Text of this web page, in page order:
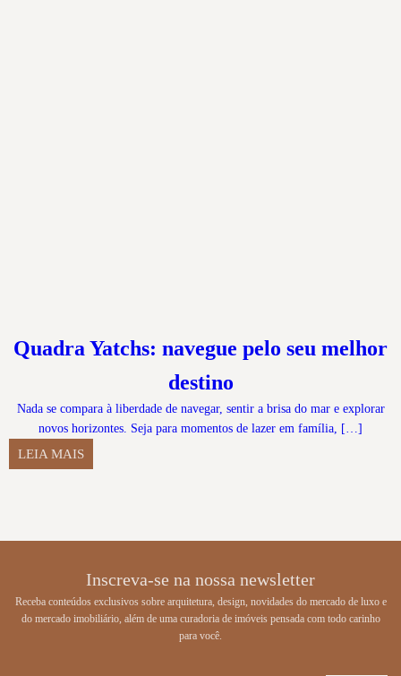
Quadra Yatchs: navegue pelo seu melhor
destino
Nada se compara à liberdade de navegar, sentir a brisa do mar e explorar
novos horizontes. Seja para momentos de lazer em família, […]
LEIA MAIS
Inscreva-se na nossa newsletter
Receba conteúdos exclusivos sobre arquitetura, design, novidades do mercado de luxo e
do mercado imobiliário, além de uma curadoria de imóveis pensada com todo carinho
para você.